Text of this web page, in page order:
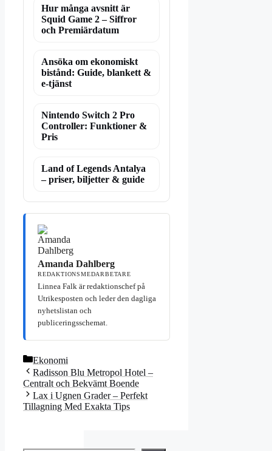
Hur många avsnitt är
Squid Game 2 – Siffror
och Premiärdatum
Ansöka om ekonomiskt
bistånd: Guide, blankett &
e-tjänst
Nintendo Switch 2 Pro
Controller: Funktioner &
Pris
Land of Legends Antalya
– priser, biljetter & guide
Amanda Dahlberg
REDAKTIONSMEDARBETARE
Linnea Falk är redaktionschef på
Utrikesposten och leder den dagliga
nyhetslistan och
publiceringsschemat.
Kategorier
Ekonomi
Radisson Blu Metropol Hotel –
Centralt och Bekvämt Boende
Lax i Ugnen Grader – Perfekt
Tillagning Med Exakta Tips